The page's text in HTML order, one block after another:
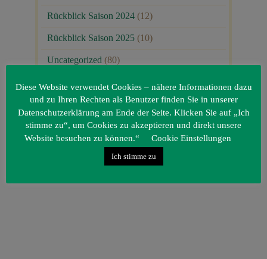
Rückblick Saison 2024 (12)
Rückblick Saison 2025 (10)
Uncategorized (80)
Unsere Gäste (1)
Diese Website verwendet Cookies – nähere Informationen dazu
und zu Ihren Rechten als Benutzer finden Sie in unserer
Datenschutzerklärung am Ende der Seite. Klicken Sie auf „Ich
stimme zu“, um Cookies zu akzeptieren und direkt unsere
Website besuchen zu können.“
Cookie Einstellungen
Ich stimme zu